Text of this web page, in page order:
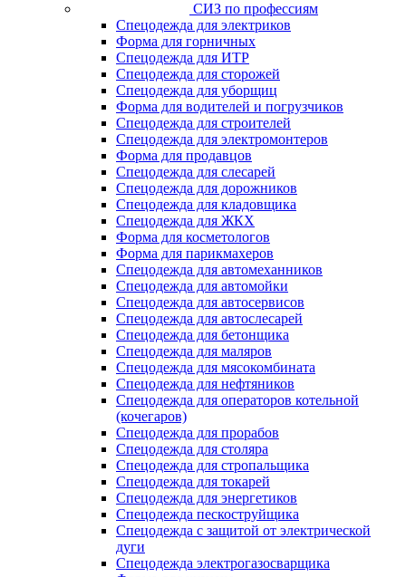
СИЗ по профессиям
Спецодежда для электриков
Форма для горничных
Спецодежда для ИТР
Спецодежда для сторожей
Спецодежда для уборщиц
Форма для водителей и погрузчиков
Спецодежда для строителей
Спецодежда для электромонтеров
Форма для продавцов
Спецодежда для слесарей
Спецодежда для дорожников
Спецодежда для кладовщика
Спецодежда для ЖКХ
Форма для косметологов
Форма для парикмахеров
Спецодежда для автомеханников
Спецодежда для автомойки
Спецодежда для автосервисов
Спецодежда для автослесарей
Спецодежда для бетонщика
Спецодежда для маляров
Спецодежда для мясокомбината
Спецодежда для нефтяников
Спецодежда для операторов котельной
(кочегаров)
Спецодежда для прорабов
Спецодежда для столяра
Спецодежда для стропальщика
Спецодежда для токарей
Спецодежда для энергетиков
Спецодежда пескоструйщика
Спецодежда с защитой от электрической
дуги
Спецодежда электрогазосварщика